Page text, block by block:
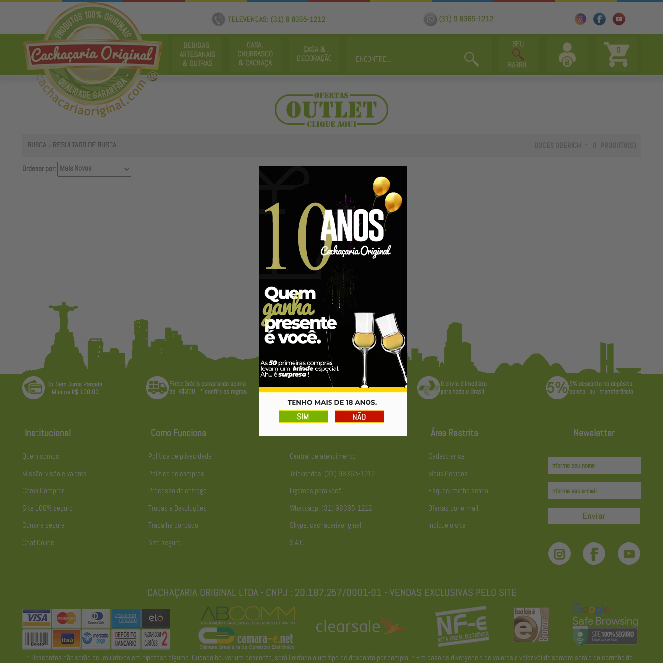
0
BUSCA RESULTADO DE BUSCA DOCES ODERICH - 0 PRODUTO(S)
Ordenar por:
Institucional
Quem somos
Missão, visão e valores
Como Comprar
Site 100% seguro
Compra segura
Chat Online
Como Funciona
Política de privacidade
Política de compras
Processo de entrega
Trocas e Devoluções
Trabalhe conosco
Site seguro
Atendimento
Central de atendimento
Televendas: (31) 98365-1212
Ligamos para você
Whatsapp: (31) 98365-1212
Skype: cachacariaoriginal
S.A.C
Área Restrita
Cadastrar-se
Meus Pedidos
Esqueci minha senha
Ofertas por e-mail
Indique o site
Newsletter
* Descontos não serão acumulativos em hipótese alguma. Quando houver um desconto, será limitado a um tipo de desconto por compra. * Em caso de divergência de valores o valor válido sempre será o do carrinho de